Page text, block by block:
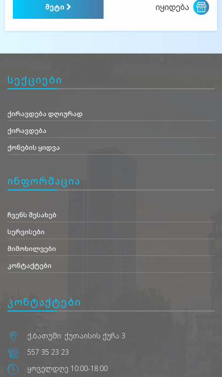
მეტი იყიდება
სექციები
ქირავდება დღიურად
ქირავდება
ქონების ყიდვა
ინფორმაცია
ჩვენს შესახებ
სერვისები
მიმოხილვები
კონტაქტები
კონტაქტები
ქ,ბათუმი: ქუთაისის ქუჩა 3
557 35 23 23
ყოველდღე 10:00-18:00